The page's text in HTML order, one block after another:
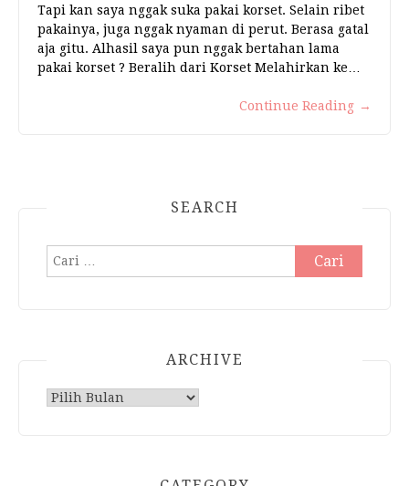
Tapi kan saya nggak suka pakai korset. Selain ribet
pakainya, juga nggak nyaman di perut. Berasa gatal
aja gitu. Alhasil saya pun nggak bertahan lama
pakai korset ? Beralih dari Korset Melahirkan ke…
Continue Reading →
SEARCH
Cari
untuk:
ARCHIVE
Archive